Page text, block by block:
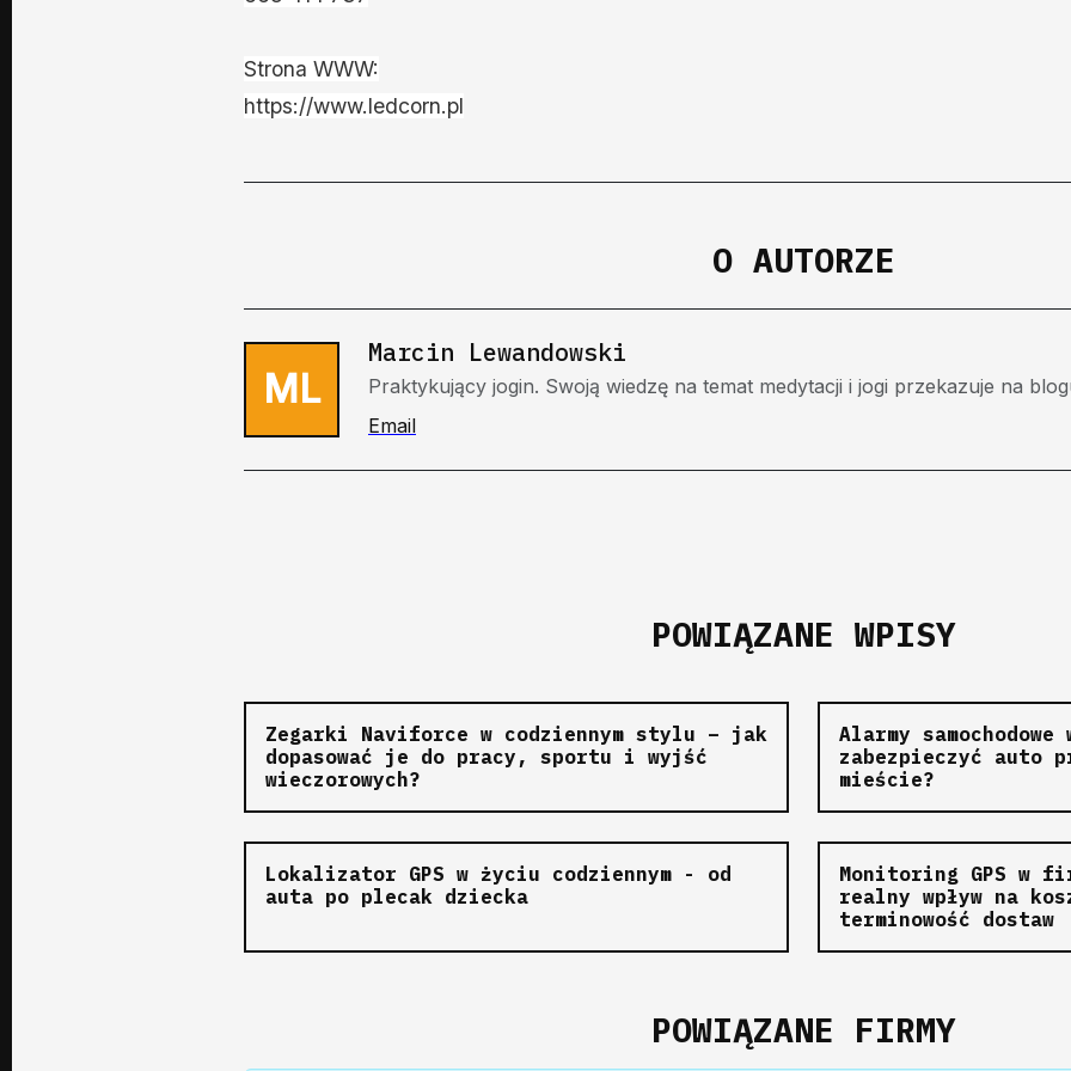
Strona WWW:
https://www.ledcorn.pl
O AUTORZE
ML
Marcin Lewandowski
Praktykujący jogin. Swoją wiedzę na temat medytacji i jogi przekazuje na
Email
POWIĄZANE WPISY
Zegarki Naviforce w codziennym stylu – jak
dopasować je do pracy, sportu i wyjść
wieczorowych?
Alarmy
zabezpieczyć auto
mieście?
Lokalizator GPS w życiu codziennym - od
auta po plecak dziecka
Monitoring GPS w
realny wpływ na
terminowość dostaw
POWIĄZANE FIRMY